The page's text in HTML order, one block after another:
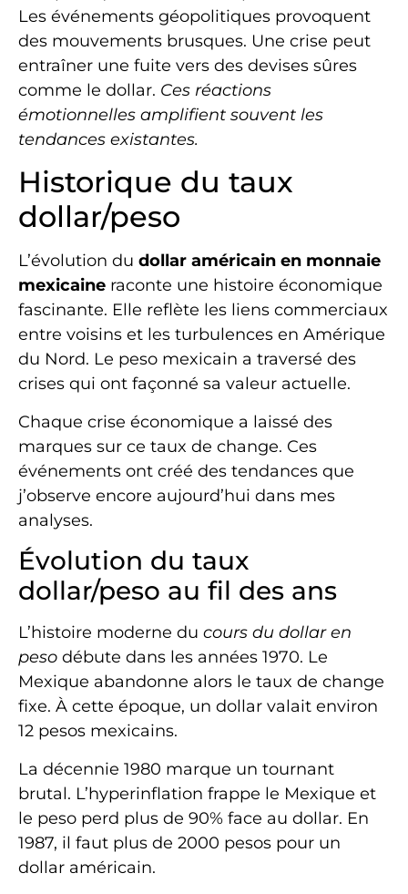
Les événements géopolitiques provoquent
des mouvements brusques. Une crise peut
entraîner une fuite vers des devises sûres
comme le dollar. Ces réactions
émotionnelles amplifient souvent les
tendances existantes.
Historique du taux
dollar/peso
L’évolution du dollar américain en monnaie
mexicaine raconte une histoire économique
fascinante. Elle reflète les liens commerciaux
entre voisins et les turbulences en Amérique
du Nord. Le peso mexicain a traversé des
crises qui ont façonné sa valeur actuelle.
Chaque crise économique a laissé des
marques sur ce taux de change. Ces
événements ont créé des tendances que
j’observe encore aujourd’hui dans mes
analyses.
Évolution du taux
dollar/peso au fil des ans
L’histoire moderne du cours du dollar en
peso débute dans les années 1970. Le
Mexique abandonne alors le taux de change
fixe. À cette époque, un dollar valait environ
12 pesos mexicains.
La décennie 1980 marque un tournant
brutal. L’hyperinflation frappe le Mexique et
le peso perd plus de 90% face au dollar. En
1987, il faut plus de 2000 pesos pour un
dollar américain.